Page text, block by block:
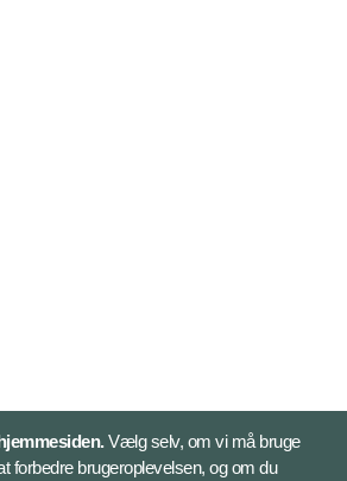
Vælg selv, om vi må bruge
forbedre brugeroplevelsen, og om du